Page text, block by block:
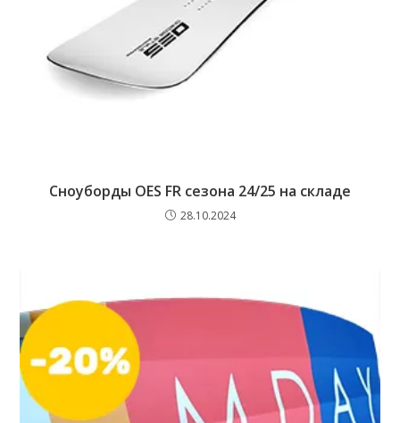
Сноуборды OES FR сезона 24/25 на складе
28.10.2024